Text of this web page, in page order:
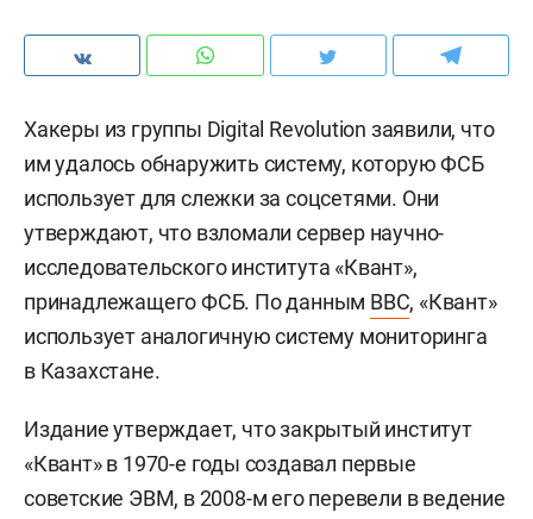
Хакеры из группы Digital Revolution заявили, что
им удалось обнаружить систему, которую ФСБ
использует для слежки за соцсетями. Они
утверждают, что взломали сервер научно-
исследовательского института «Квант»,
принадлежащего ФСБ. По данным BBC, «Квант»
использует аналогичную систему мониторинга
в Казахстане.
Издание утверждает, что закрытый институт
«Квант» в 1970-е годы создавал первые
советские ЭВМ, в 2008-м его перевели в ведение